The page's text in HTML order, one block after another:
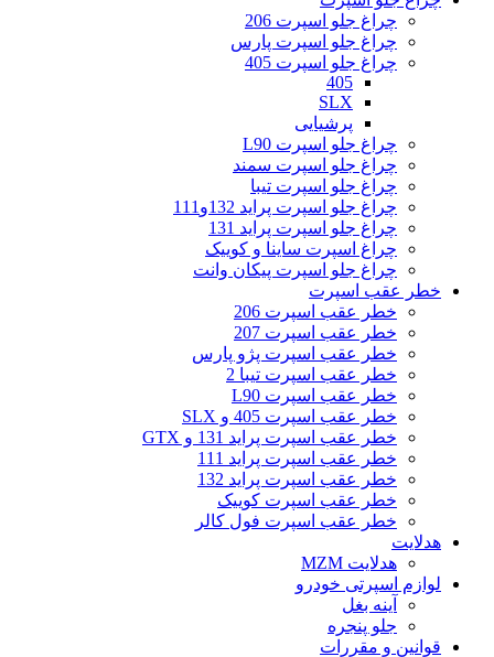
چراغ جلو اسپرت 206
چراغ جلو اسپرت پارس
چراغ جلو اسپرت 405
405
SLX
پرشیایی
چراغ جلو اسپرت L90
چراغ جلو اسپرت سمند
چراغ جلو اسپرت تیبا
چراغ جلو اسپرت پراید 132و111
چراغ جلو اسپرت پراید 131
چراغ اسپرت ساینا و کوییک
چراغ جلو اسپرت پیکان وانت
خطر عقب اسپرت
خطر عقب اسپرت 206
خطر عقب اسپرت 207
خطر عقب اسپرت پژو پارس
خطر عقب اسپرت تیبا 2
خطر عقب اسپرت L90
خطر عقب اسپرت 405 و SLX
خطر عقب اسپرت پراید 131 و GTX
خطر عقب اسپرت پراید 111
خطر عقب اسپرت پراید 132
خطر عقب اسپرت کوییک
خطر عقب اسپرت فول کالر
هدلایت
هدلایت MZM
لوازم اسپرتی خودرو
آینه بغل
جلو پنجره
قوانین و مقررات